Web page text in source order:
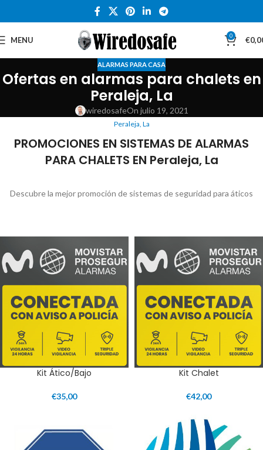
MENU 0 €
ALARMAS PARA CASA
Ofertas en alarmas para chalets en
Peraleja, La
wiredosafeOn julio 19, 2021
Peraleja, La
PROMOCIONES EN SISTEMAS DE ALARMAS
PARA CHALETS EN Peraleja, La
Descubre la mejor promoción de sistemas de seguridad para áticos
Kit Ático/Bajo
€35,00
Kit Chalet
€42,00